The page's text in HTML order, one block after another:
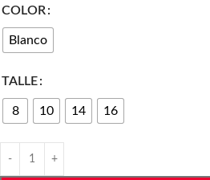
COLOR
Blanco
TALLE
8 10 14 16